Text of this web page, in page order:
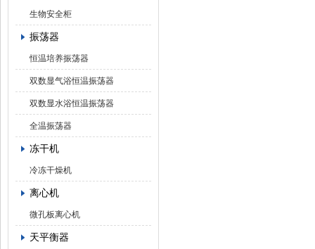
生物安全柜
振荡器
恒温培养振荡器
双数显气浴恒温振荡器
双数显水浴恒温振荡器
全温振荡器
冻干机
冷冻干燥机
离心机
微孔板离心机
天平衡器